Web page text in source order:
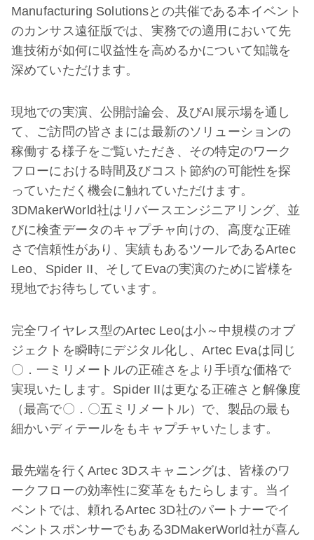
Manufacturing Solutionsとの共催である本イベント
のカンサス遠征版では、実務での適用において先
進技術が如何に収益性を高めるかについて知識を
深めていただけます。
現地での実演、公開討論会、及びAI展示場を通し
て、ご訪問の皆さまには最新のソリューションの
稼働する様子をご覧いただき、その特定のワーク
フローにおける時間及びコスト節約の可能性を探
っていただく機会に触れていただけます。
3DMakerWorld社はリバースエンジニアリング、並
びに検査データのキャプチャ向けの、高度な正確
さで信頼性があり、実績もあるツールであるArtec
Leo、Spider II、そしてEvaの実演のために皆様を
現地でお待ちしています。
完全ワイヤレス型のArtec Leoは小～中規模のオブ
ジェクトを瞬時にデジタル化し、Artec Evaは同じ
〇．一ミリメートルの正確さをより手頃な価格で
実現いたします。Spider IIは更なる正確さと解像度
（最高で〇．〇五ミリメートル）で、製品の最も
細かいディテールをもキャプチャいたします。
最先端を行くArtec 3Dスキャニングは、皆様のワ
ークフローの効率性に変革をもたらします。当イ
ベントでは、頼れるArtec 3D社のパートナーでイ
ベントスポンサーでもある3DMakerWorld社が喜ん